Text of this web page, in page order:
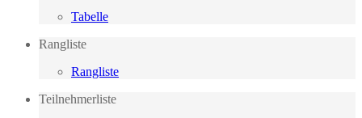
Tabelle
Rangliste
Rangliste
Teilnehmerliste